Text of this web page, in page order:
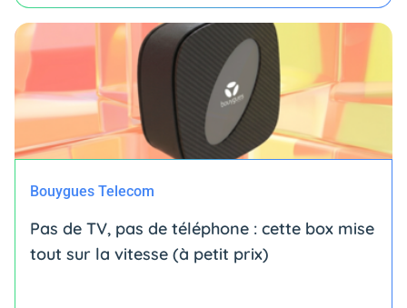
Bouygues Telecom
Pas de TV, pas de téléphone : cette box mise
tout sur la vitesse (à petit prix)